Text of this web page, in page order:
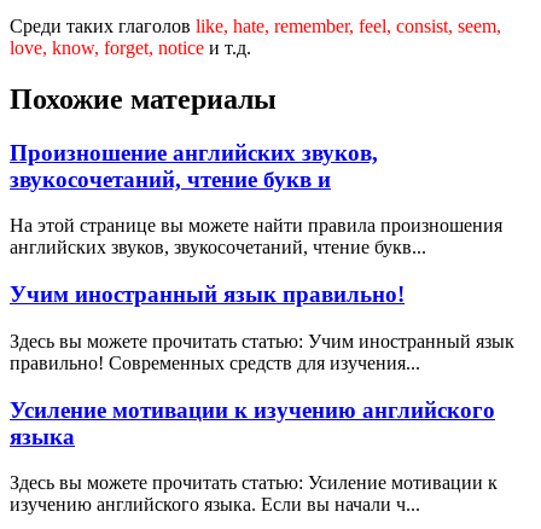
Среди таких глаголов like, hate, remember, feel, consist, seem,
love, know, forget, notice и т.д.
Похожие материалы
Произношение английских звуков,
звукосочетаний, чтение букв и
На этой странице вы можете найти правила произношения
английских звуков, звукосочетаний, чтение букв...
Учим иностранный язык правильно!
Здесь вы можете прочитать статью: Учим иностранный язык
правильно! Современных средств для изучения...
Усиление мотивации к изучению английского
языка
Здесь вы можете прочитать статью: Усиление мотивации к
изучению английского языка. Если вы начали ч...